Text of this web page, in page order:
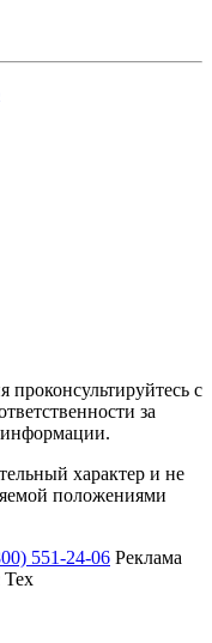
с
за
информации.
характер и не
положениями
551-24-06 Реклама